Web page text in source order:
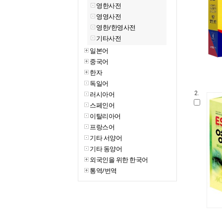
영한사전
영영사전
영한/한영사전
기타사전
일본어
중국어
한자
독일어
러시아어
스페인어
이탈리아어
프랑스어
기타 서양어
기타 동양어
외국인을 위한 한국어
통역/번역
2.